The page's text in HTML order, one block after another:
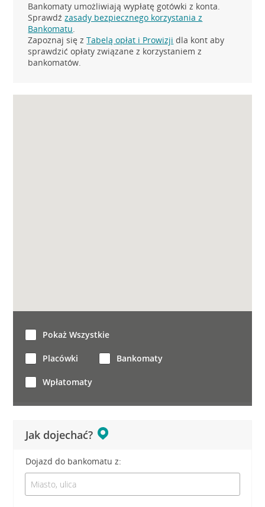
Bankomaty umożliwiają wypłatę gotówki z konta.
Sprawdźzasady bezpiecznego korzystania z
Bankomatu.
Zapoznaj się zTabelą opłat i Prowizji dla kont aby
sprawdzić opłaty związane z korzystaniem z
bankomatów.
Jak dojechać?
Dojazd do bankomatu z:
Pokaż Wszystkie
Placówki Bankomaty
Wpłatomaty